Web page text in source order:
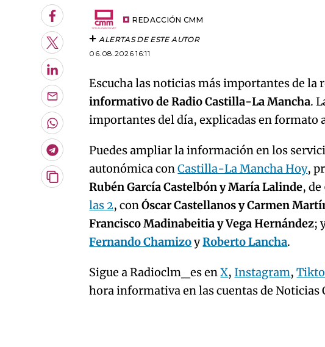
Facebook
Twitter
LinkedIn
Enviar
por
Email
Whatsapp
Telegram
Copiar
artículo
REDACCIÓN CMM
ALERTAS DE ESTE AUTOR
06.08.2026 16:11
Escucha las noticias más importantes de la
informativo de Radio Castilla-La Mancha.
importantes del día, explicadas en formato
Puedes ampliar la información en los
autonómica conCastilla-La Mancha Hoy,
Rubén García Castelbón y María Lalinde,
las 2, conÓscar Castellanos y Carmen
Francisco Madinabeitia y Vega Hernández;
Fernando ChamizoyRoberto Lancha.
Sigue a Radioclm_es enX, Instagram,
hora informativa en las cuentas de Noticias